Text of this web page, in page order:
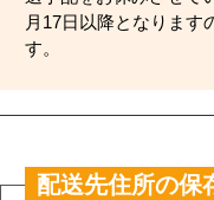
月17日以降となります
す。
配送先住所の保